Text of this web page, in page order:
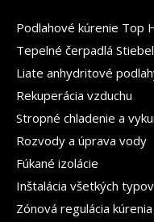
Podlahové kúrenie Top
Tepelné čerpadlá
Liate anhydritové
Rekuperácia vzduchu
Stropné chladenie a
Rozvody a úprava vody
Fúkané izolácie
Inštalácia všetkých
Zónová regulácia